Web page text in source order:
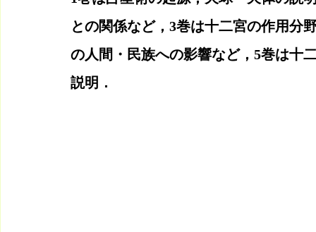
との関係など，3巻は十二宮の作用分
の人間・民族への影響など，5巻は十
説明．